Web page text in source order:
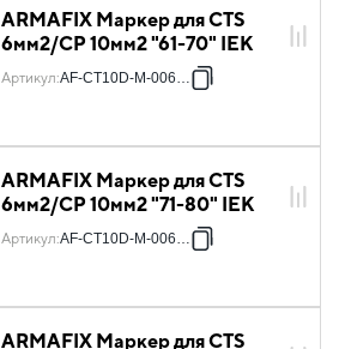
ARMAFIX Маркер для CTS
6мм2/CP 10мм2 "61-70" IEK
Артикул:AF-CT10D-M-006-07
ARMAFIX Маркер для CTS
6мм2/CP 10мм2 "71-80" IEK
Артикул:AF-CT10D-M-006-08
ARMAFIX Маркер для CTS